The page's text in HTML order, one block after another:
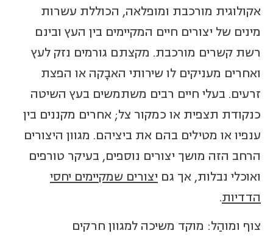
אקולוגית מורכבת ומופלאה, הכוללת עשרות
מינים של יצורים חיים המקיימים בין העץ ובינם
רשת קשרים מורכבת. מקצתם גורמים נזק לעץ
ואחרים מעניקים לו שירותי האבָקה או הפצת
זרעים. בעלי חיים רבים משתמשים בעץ השיטה
כנקודת תצפית או כמקור צל; אחרים מקננים בין
ענפיו או מטילים בהם את ביציהם. מגוון היצורים
הרחב הזה מושך יצורים נוספים, בעיקר טורפים
ואוכלי נבלות, אך גם יצורים שמקיימים יחסי
הדדיות.
צוף ומוהַל: מוקד משיכה למגוון חרקים